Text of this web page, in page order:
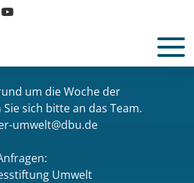
um die Woche der
sich bitte an das Team.
umwelt@dbu.de
Umwelt